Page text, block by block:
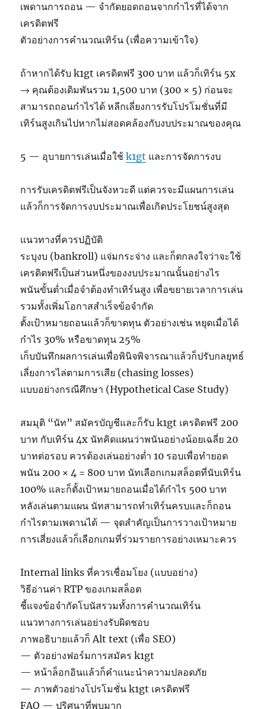
เพดานการถอน — จำกัดยอดถอนจากกำไรที่ได้จาก
เครดิตฟรี
ตัวอย่างการคำนวณเทิร์น (เพื่อความเข้าใจ)
ถ้าหากได้รับ k1gt เครดิตฟรี 300 บาท แล้วก็เทิร์น 5x
→ คุณต้องเดิมพันรวม 1,500 บาท (300 × 5) ก่อนจะ
สามารถถอนกำไรได้ หลีกเลี่ยงการรับโปรโมชั่นที่มี
เทิร์นสูงเกินไปหากไม่สอดคล้องกับงบประมาณของคุณ
5 — อุบายการเล่นเมื่อใช้k1gt และการจัดการงบ
การรับเครดิตฟรีเป็นจังหวะดี แต่ควรจะมีแผนการเล่น
แล้วก็การจัดการงบประมาณเพื่อเกิดประโยชน์สูงสุด
แนวทางที่ควรปฏิบัติ
ระบุงบ (bankroll) แจ่มกระจ่าง และก็ตกลงใจว่าจะใช้
เครดิตฟรีเป็นส่วนหนึ่งของงบประมาณนั้นอย่างไร
พนันขั้นต่ำเมื่อจำต้องทำเทิร์นสูง เพื่อขยายเวลาการเล่น
รวมทั้งเพิ่มโอกาสสำเร็จข้อจำกัด
ตั้งเป้าหมายถอนแล้วก็ขาดทุน ตัวอย่างเช่น หยุดเมื่อได้
กำไร 30% หรือขาดทุน 25%
เก็บบันทึกผลการเล่นเพื่อพินิจพิจารณาแล้วก็ปรับกลยุทธ์
เลี่ยงการไล่ตามการเสีย (chasing losses)
แบบอย่างกรณีศึกษา (Hypothetical Case Study)
สมมุติ “นัท” สมัครบัญชีและก็รับ k1gt เครดิตฟรี 200
บาท กับเทิร์น 4x นัทคิดแผนว่าพนันอย่างน้อยเฉลี่ย 20
บาทต่อรอบ ควรต้องเล่นอย่างต่ำ 10 รอบเพื่อทำยอด
พนัน 200 × 4 = 800 บาท นัทเลือกเกมสล็อตที่นับเทิร์น
100% และก็ตั้งเป้าหมายถอนเมื่อได้กำไร 500 บาท
หลังเล่นตามแผน นัทสามารถทำเทิร์นครบและก็ถอน
กำไรตามเพดานได้ — จุดสำคัญเป็นการวางเป้าหมาย
การเสี่ยงแล้วก็เลือกเกมที่ร่วมรายการอย่างเหมาะควร
Internal links ที่ควรเชื่อมโยง (แบบอย่าง)
วิธีอ่านค่า RTP ของเกมสล็อต
ชี้แจงข้อจำกัดโบนัสรวมทั้งการคำนวณเทิร์น
แนวทางการเล่นอย่างรับผิดชอบ
ภาพอธิบายแล้วก็ Alt text (เพื่อ SEO)
— ตัวอย่างฟอร์มการสมัคร k1gt
— หน้าล็อกอินแล้วก็คำแนะนำความปลอดภัย
— ภาพตัวอย่างโปรโมชั่น k1gt เครดิตฟรี
FAQ — ปริศนาที่พบมาก